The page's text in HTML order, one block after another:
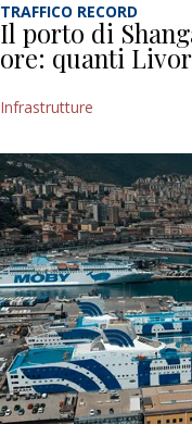
TRAFFICO RECORD
Il porto di
ore: quanti
Infrastrutture